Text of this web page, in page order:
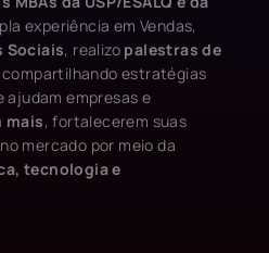
experiência em Vendas,
Sociais, realizo palestras de
estratégias
ajudam empresas e
mais, fortalecerem suas
mercado por meio da
tecnologia e